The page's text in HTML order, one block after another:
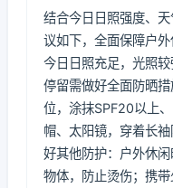
结合今日日照强度、
议如下，全面保障户外
今日日照充足，光照
停留需做好全面防晒
位，涂抹SPF20以上
帽、太阳镜，穿着长
好其他防护：户外休
物体，防止烫伤；携